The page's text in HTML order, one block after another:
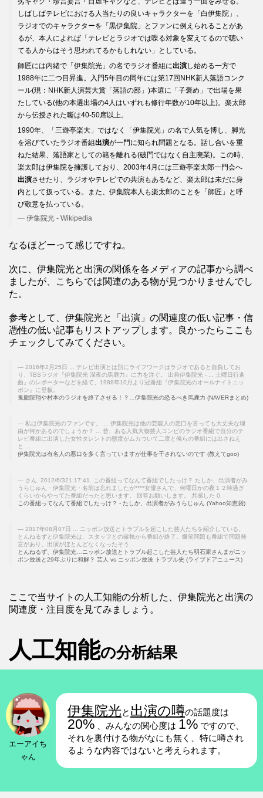
しばしばテレビにおける人当たりの良いキャラクターを「白伊集院」、
ラジオでのキャラクターを「黒伊集院」とファンに例えられることがあ
るが、本人によれば「テレビとラジオでは喋る対象を変えてるので聴い
てる人からはそう思われてるかもしれない」としている。
師匠には内緒で「伊集院光」の名でラジオ番組に出演し始める一方で
1988年に二つ目昇進。入門5年目の同年には第17回NHK新人落語コンク
ール(現：NHK新人演芸大賞「落語の部」)本選に「子褒め」で出場を果
たしている(他の本選出場の4人はいずれも修行年数が10年以上)。楽太郎
から伝授された噺は40-50席以上。
1990年、「三遊亭楽大」ではなく「伊集院光」の名で人気を博し、脚光
を浴びていたラジオ番組出演が一門に知られ問題となる。話し合いを重
ねた結果、落語家としての籍を離れる(破門ではなく自主廃業)。この時、
楽太郎は伊集院を擁護しており、2003年4月には三遊亭楽太郎一門会へ
出演させたり、ラジオやテレビでの共演もあるなど、楽太郎は未だに身
内として扱っている。また、伊集院本人も楽太郎のことを「師匠」と呼
び敬意を払っている。
伊集院光 - Wikipedia
なるほどーって感じですね。
次に、伊集院光と出演の関係を各メディアの記事から調べ
ましたが、こちらでは関連のある物が見つかりませんでし
た。
参考として、伊集院光と「出演」の関連度の低い記事・信
憑性の低い記事もリストアップします。良かったらここも
チェックしてみてください。
2016年2月25日 ... テレビ出演とは別にライフワークはラジオであると自負してお
り、TBSラジオ『伊集院光 深夜の馬鹿力』に力を注ぐ。 出典伊集院光 - ... 土曜日行進
曲』のレポーターなどを経て、1988年10月より冠番組『伊集院光のオールナイトニッ
ポン』に登板。
鬼龍院翔や村本のラジオを終了させる！？…伊集院光の恐るべき馬鹿力 (NAVERまとめ)
私は伊集院光のファンです。 ... 伊集院光は他の芸能人の悪口を言っても大丈夫な理
由が何かあるのでしょうか？ ... 昔、ある人気大物芸人コンビのラジオ番組で自分のテ
レビ番組に出演した女性タレントの態度がムカついて二度と俺らの番組には出さねえ
と ...
伊集院光は有名人の悪口を多く言っていますが仕事を干されないのです (教えてgoo)
さん. 2012/6/321:17:41. この番組ってなんて番組でしたっけ？ たしか、出演者がみ
うらじゅん・伊集院光・名前は忘れましたが****女優さんで、何曜日かの夜１２時過ぎ
くらいからやってた番組だったと思います。 回答お願いします。 共感した 0.
この番組ってなんて番組でしたっけ？ - たしか、出演者がみうらじゅん (Yahoo知恵袋)
2017年08月07日 ... ニッポン放送とトラブルを起こした芸人たちを紹介している。
とんねるずと伊集院光は、スタッフとの確執から番組が終了。爆笑問題も番組で問題発
言があり、出演がほとんどなくなったそう...
とんねるず、伊集院光…ニッポン放送とトラブル起こした芸人たち明石家さんまがニッ
ポン放送と29年ぶりに和解？ 芸人 vs ニッポン放送 トラブル史 (ライブドアニュース)
ここで当サイトの人工知能の分析した、伊集院光と出演の
関連度・注目度を見てみましょう。
人工知能の分析結果
エーアイち
ゃん
伊集院光と 出演の噂の話題度は
20% 、みんなの関心度は 1% ですので、
それを裏付ける物がなにも無く、特に噂され
るような内容ではないと考えられます。